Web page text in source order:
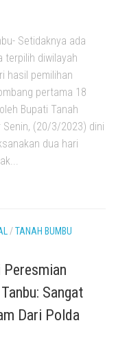
Setidaknya ada
terpilih diwilayah
hasil pemilihan
pertama 18
Bupati Tanah
Senin, (20/3/2023) dini
dua hari
/TANAH BUMBU
Sangat
Dari Polda